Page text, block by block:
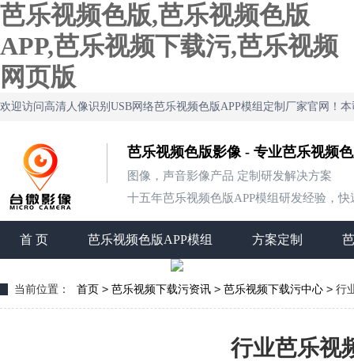
芭乐视频色版,芭乐视频色版
APP,芭乐视频下载污,芭乐视频
网页版
欢迎访问高清人像识别USB网络芭乐视频色版APP模组定制厂家官网！
芭乐视频色版影像 - 专业芭乐视频
图像，声音影像产品 定制研发解决方案
十五年芭乐视频色版APP模组研发经验，快速
首 页 芭乐视频色版APP模组 方案定制
当前位置： 首页 > 芭乐视频下载污资讯 > 芭乐视频下载污中心 > 行
行业芭乐视